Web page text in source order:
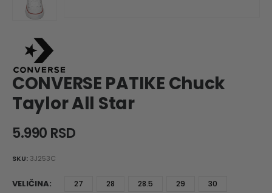
CONVERSE PATIKE Chuck
Taylor All Star
5.990 RSD
SKU: 3J253C
VELIČINA 27 28 28.5 29
30